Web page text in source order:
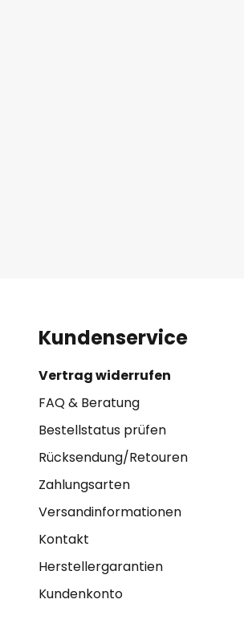
Kundenservice
Vertrag widerrufen
FAQ & Beratung
Bestellstatus prüfen
Rücksendung/Retouren
Zahlungsarten
Versandinformationen
Kontakt
Herstellergarantien
Kundenkonto